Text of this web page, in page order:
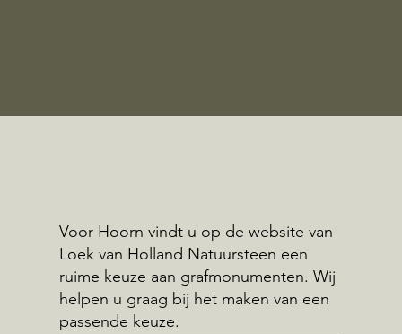
Voor Hoorn vindt u op de website van
Loek van Holland Natuursteen een
ruime keuze aan grafmonumenten. Wij
helpen u graag bij het maken van een
passende keuze.